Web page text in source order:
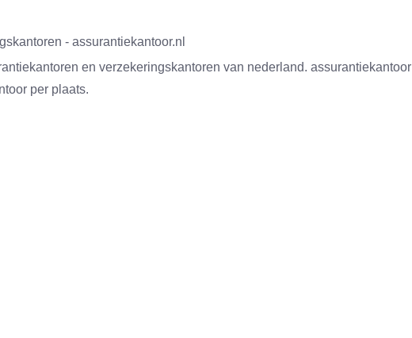
- assurantiekantoor.nl
en verzekeringskantoren van nederland. assurantiekantoor
per plaats.